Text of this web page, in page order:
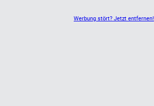
Werbung stört? Jetzt entfernen!